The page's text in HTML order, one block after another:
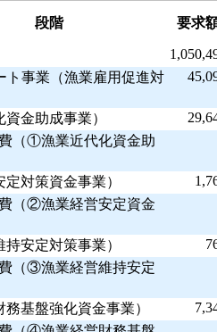
段階 要求
ト事業（漁業雇用促進対
金助成事業）
（①漁業近代化資金助
対策資金事業）
（②漁業経営安定資金
安定対策事業）
（③漁業経営維持安定
基盤強化資金事業）